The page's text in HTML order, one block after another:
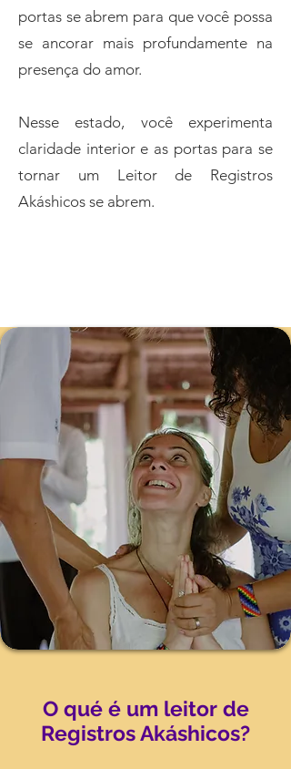
portas se abrem para que você possa
se ancorar mais profundamente na
presença do amor.
Nesse estado, você experimenta
claridade interior e as portas para se
tornar um Leitor de Registros
Akáshicos se abrem.
O qué é um leitor de
Registros Akáshicos?